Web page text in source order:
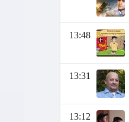
13:48
13:31
13:12